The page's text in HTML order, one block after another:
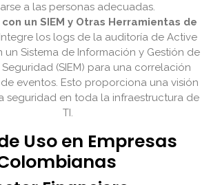
a las personas adecuadas.
un SIEM y Otras Herramientas de
Integre los logs de la auditoría de Active
un Sistema de Información y Gestión de
(SIEM) para una correlación
eventos. Esto proporciona una visión
seguridad en toda la infraestructura de
TI.
Uso en Empresas